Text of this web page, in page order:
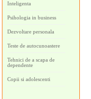
Inteligenta
Psihologia in business
Dezvoltare personala
Teste de autocunoastere
Tehnici de a scapa de
dependente
Copii si adolescenti